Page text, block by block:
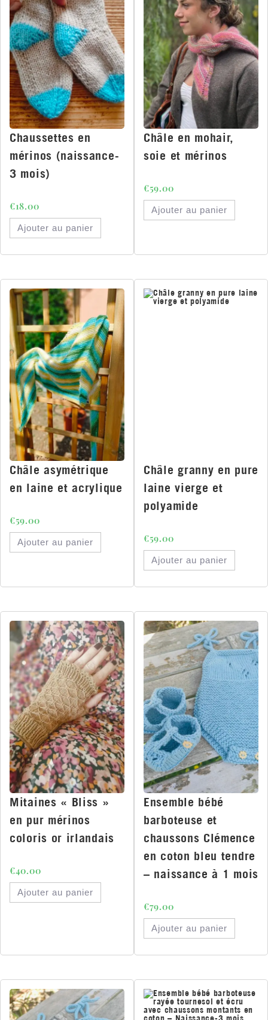
Chaussettes en
mérinos (naissance-
3 mois)
€18.00
Ajouter au panier
Châle en mohair,
soie et mérinos
€59.00
Ajouter au panier
Châle asymétrique
en laine et acrylique
€59.00
Ajouter au panier
Châle granny en pure
laine vierge et
polyamide
€59.00
Ajouter au panier
Mitaines « Bliss »
en pur mérinos
coloris or irlandais
€40.00
Ajouter au panier
Ensemble bébé
barboteuse et
chaussons Clémence
en coton bleu tendre
– naissance à 1 mois
€79.00
Ajouter au panier